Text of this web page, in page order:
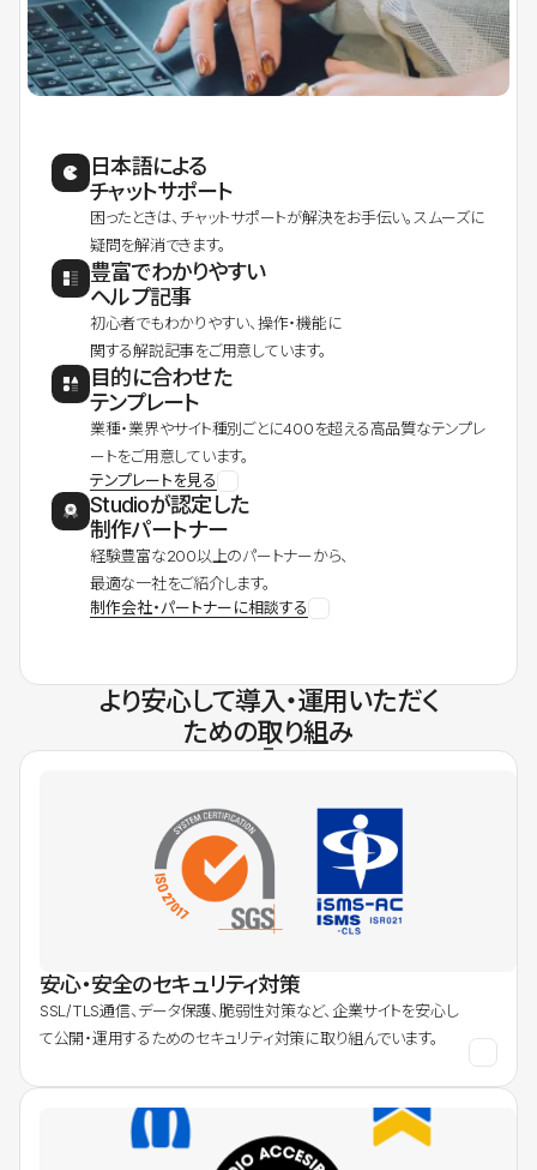
日本語による
チャットサポート
困ったときは、チャットサポートが解決をお手伝い。スムーズに
疑問を解消できます。
豊富でわかりやすい
ヘルプ記事
初心者でもわかりやすい、操作・機能に
関する解説記事をご用意しています。
目的に合わせた
テンプレート
業種・業界やサイト種別ごとに400を超える高品質なテンプレ
ートをご用意しています。
テンプレートを見る
Studioが認定した
制作パートナー
経験豊富な200以上のパートナーから、
最適な一社をご紹介します。
制作会社・パートナーに相談する
より安心して導入・運用いただく
ための取り組み
安心・安全のセキュリティ対策
SSL/TLS通信、データ保護、脆弱性対策など、企業サイトを安心し
て公開・運用するためのセキュリティ対策に取り組んでいます。